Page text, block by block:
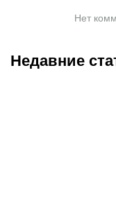
Нет
Недавние